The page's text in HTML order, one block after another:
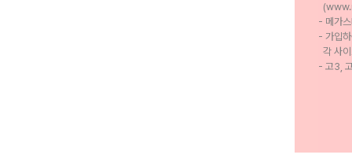
- 메가
- 가입
각 사
- 고3,